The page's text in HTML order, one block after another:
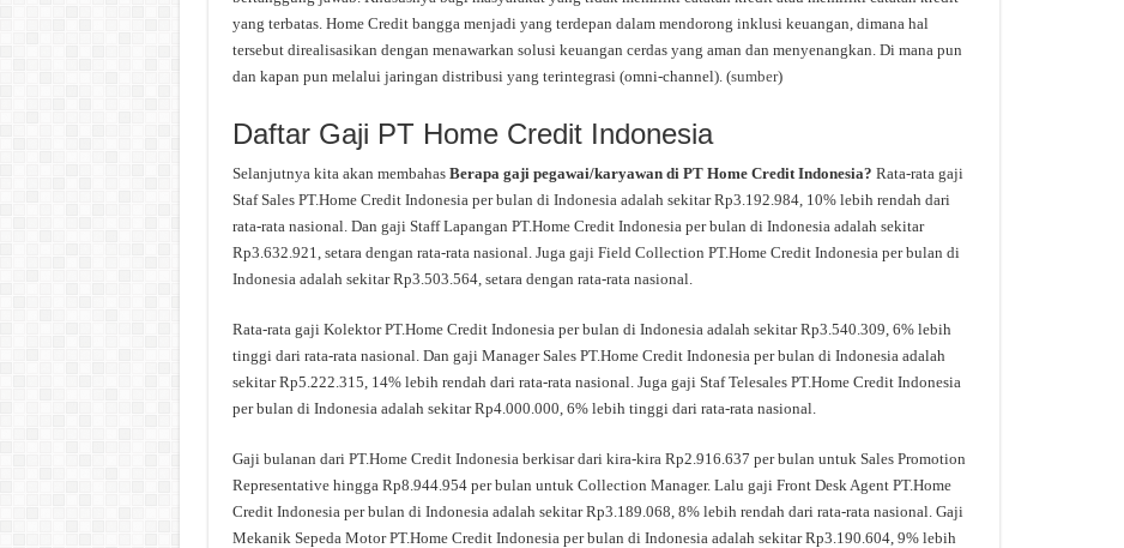
yang terbatas. Home Credit bangga menjadi yang terdepan dalam mendorong inklusi keuangan, dimana hal
tersebut direalisasikan dengan menawarkan solusi keuangan cerdas yang aman dan menyenangkan. Di mana pun
dan kapan pun melalui jaringan distribusi yang terintegrasi (omni-channel). (sumber)
Daftar Gaji PT Home Credit Indonesia
Selanjutnya kita akan membahas Berapa gaji pegawai/karyawan di PT Home Credit Indonesia? Rata-rata gaji
Staf Sales PT.Home Credit Indonesia per bulan di Indonesia adalah sekitar Rp3.192.984, 10% lebih rendah dari
rata-rata nasional. Dan gaji Staff Lapangan PT.Home Credit Indonesia per bulan di Indonesia adalah sekitar
Rp3.632.921, setara dengan rata-rata nasional. Juga gaji Field Collection PT.Home Credit Indonesia per bulan di
Indonesia adalah sekitar Rp3.503.564, setara dengan rata-rata nasional.
Rata-rata gaji Kolektor PT.Home Credit Indonesia per bulan di Indonesia adalah sekitar Rp3.540.309, 6% lebih
tinggi dari rata-rata nasional. Dan gaji Manager Sales PT.Home Credit Indonesia per bulan di Indonesia adalah
sekitar Rp5.222.315, 14% lebih rendah dari rata-rata nasional. Juga gaji Staf Telesales PT.Home Credit Indonesia
per bulan di Indonesia adalah sekitar Rp4.000.000, 6% lebih tinggi dari rata-rata nasional.
Gaji bulanan dari PT.Home Credit Indonesia berkisar dari kira-kira Rp2.916.637 per bulan untuk Sales Promotion
Representative hingga Rp8.944.954 per bulan untuk Collection Manager. Lalu gaji Front Desk Agent PT.Home
Credit Indonesia per bulan di Indonesia adalah sekitar Rp3.189.068, 8% lebih rendah dari rata-rata nasional. Gaji
Mekanik Sepeda Motor PT.Home Credit Indonesia per bulan di Indonesia adalah sekitar Rp3.190.604, 9% lebih